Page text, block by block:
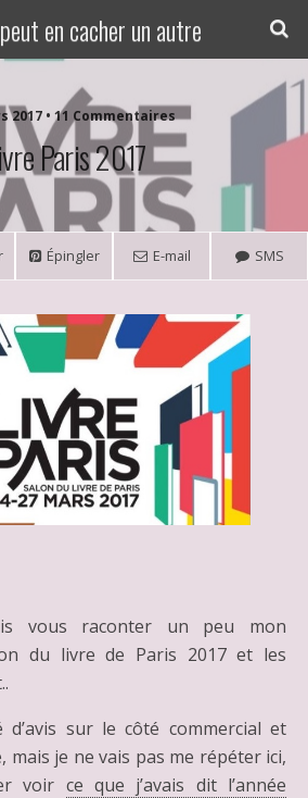
en cacher un autre
2017 • 11 Commentaires
Paris 2017
Épingler E-mail SMS
vous raconter un peu mon
du livre de Paris 2017 et les
d’avis sur le côté commercial et
mais je ne vais pas me répéter ici,
voir ce que j’avais dit l’année